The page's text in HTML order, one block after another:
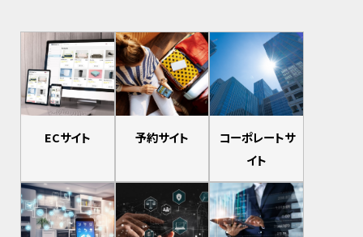
ECサイト 予約サイト
コーポレートサ
イト